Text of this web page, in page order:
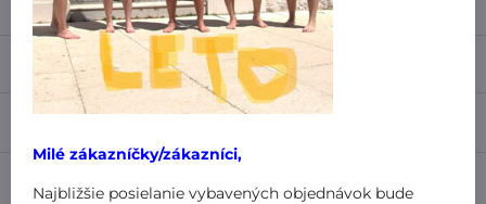
Popis
Diskusia
Milé zákazníčky/zákazníci,
Najbližšie posielanie vybavených objednávok bude